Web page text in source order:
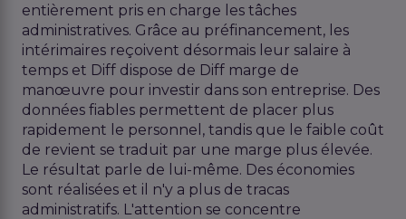
entièrement pris en charge les tâches
administratives. Grâce au préfinancement, les
intérimaires reçoivent désormais leur salaire à
temps et Diff dispose de Diff marge de
manœuvre pour investir dans son entreprise. Des
données fiables permettent de placer plus
rapidement le personnel, tandis que le faible coût
de revient se traduit par une marge plus élevée.
Le résultat parle de lui-même. Des économies
sont réalisées et il n'y a plus de tracas
administratifs. L'attention se concentre